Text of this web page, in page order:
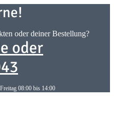
oder deiner Bestellung?
oder
08:00 bis 14:00